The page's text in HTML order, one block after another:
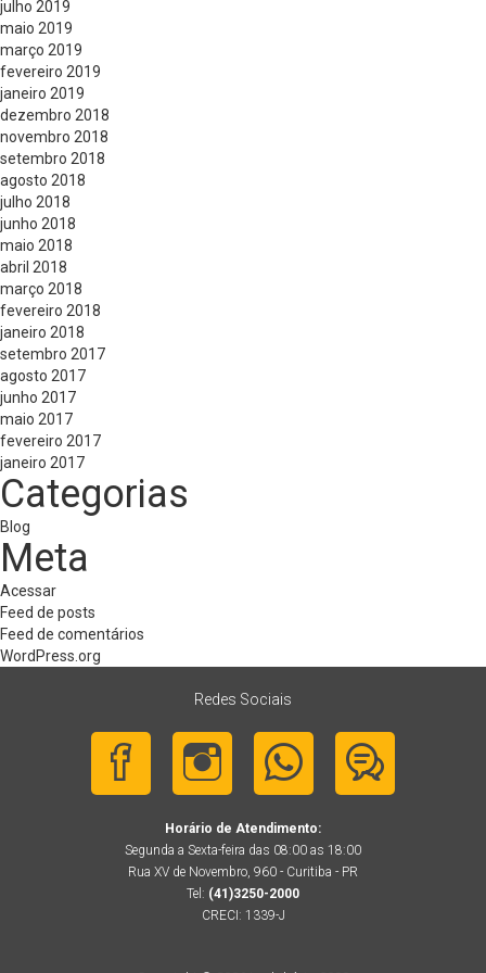
julho 2019
maio 2019
março 2019
fevereiro 2019
janeiro 2019
dezembro 2018
novembro 2018
setembro 2018
agosto 2018
julho 2018
junho 2018
maio 2018
abril 2018
março 2018
fevereiro 2018
janeiro 2018
setembro 2017
agosto 2017
junho 2017
maio 2017
fevereiro 2017
janeiro 2017
Categorias
Blog
Meta
Acessar
Feed de posts
Feed de comentários
WordPress.org
Redes Sociais
Horário de Atendimento:
Segunda a Sexta-feira das 08:00 as 18:00
Rua XV de Novembro, 960 - Curitiba - PR
Tel: (41)3250-2000
CRECI: 1339-J